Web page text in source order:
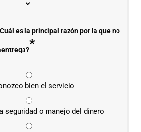
es la principal razón por la que no
*
bien el servicio
seguridad o manejo del dinero